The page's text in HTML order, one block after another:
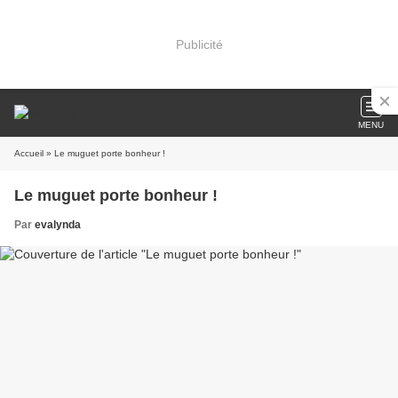
Publicité
MENU
Accueil » Le muguet porte bonheur !
Le muguet porte bonheur !
Par evalynda